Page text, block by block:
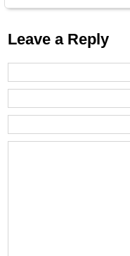
Leave a Reply